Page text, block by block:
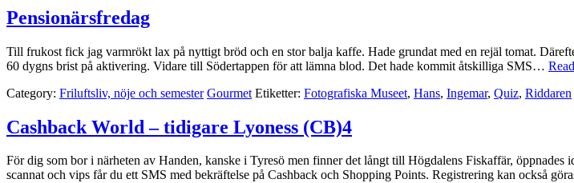
Pensionärsfredag
Till frukost fick jag varmrökt lax på nyttigt bröd och en stor balja kaffe. Hade grundat med en rejäl tomat.
60 dygns brist på aktivering. Vidare till Södertappen för att lämna blod. Det hade kommit åtskilliga SMS…
Category: Friluftsliv, nöje och semester Gourmet Etiketter: Fotografiska Museet, Hans, Ingemar, Quiz, Riddaren
Cashback World – tidigare Lyoness (CB)4
För dig som bor i närheten av Handen, kanske i Tyresö men finner det långt till Högdalens Fiskaffär,
scannat och vips får du ett SMS med bekräftelse på Cashback och Shopping Points. Registrering kan också